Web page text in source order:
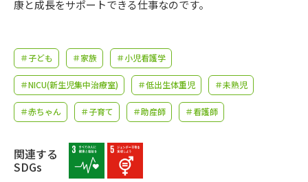
学問のミニ講義「夢ナビ講義」 学問分野解説
学問の教科書 夢ナビライブ
ユーザーサポート
Ｑ＆Ａ よくあるご質問
康と成長をサポートできる仕事なのです。
＃子ども ＃家族 ＃小児看護学
＃NICU(新生児集中治療室) ＃低出生体重児 ＃未熟児
＃赤ちゃん ＃子育て ＃助産師 ＃看護師
関連する
SDGs